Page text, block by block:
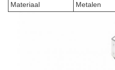
Materiaal
Metalen